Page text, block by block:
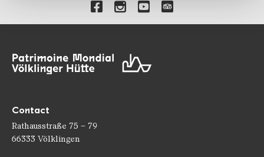
médias sociaux, de publicité et d'analyse. Nos
partenaires peuvent combiner ces informations avec
ont collectées dans le cadre de votre utilisation des
services.
Contact
Rathausstraße 75 – 79
66333 Völklingen